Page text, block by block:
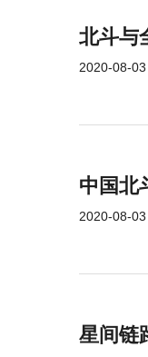
北斗与
2020-08-
中国北
2020-08-
星间链